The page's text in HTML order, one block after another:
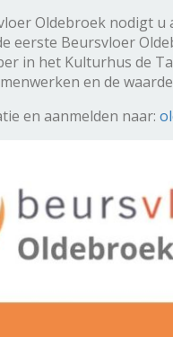
Oldebroek nodigt
eerste Beursvloer
in het Kulturhus de
en de
en aanmelden naar: